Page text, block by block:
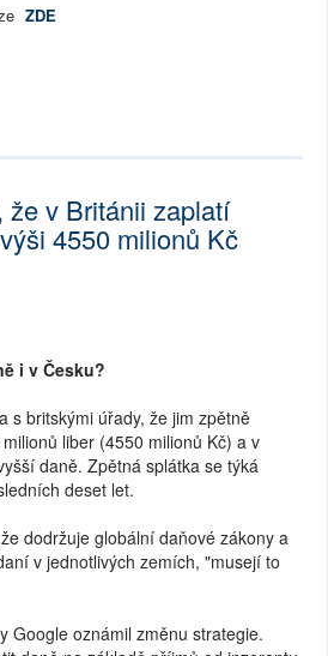
ZDE
že v Británii zaplatí
4550 milionů Kč
i v Česku?
s britskými úřady, že jim zpětně
liber (4550 milionů Kč) a v
daně. Zpětná splátka se týká
deset let.
dodržuje globální daňové zákony a
v jednotlivých zemích, "musejí to
Google oznámil změnu strategie.